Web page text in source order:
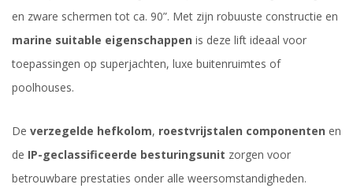
en zware schermen tot ca. 90”. Met zijn robuuste constructie en
marine suitable eigenschappen is deze lift ideaal voor
toepassingen op superjachten, luxe buitenruimtes of
poolhouses.
De verzegelde hefkolom, roestvrijstalen componenten en
de IP-geclassificeerde besturingsunit zorgen voor
betrouwbare prestaties onder alle weersomstandigheden.